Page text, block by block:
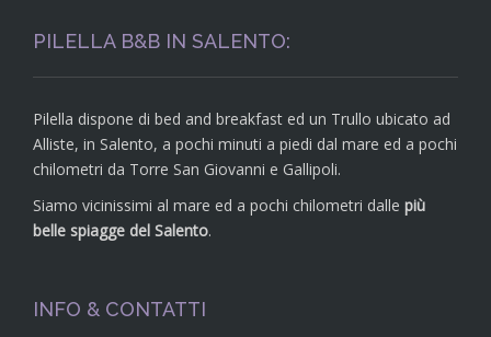
PILELLA B&B IN SALENTO:
Pilella dispone di bed and breakfast ed un Trullo ubicato ad
Alliste, in Salento, a pochi minuti a piedi dal mare ed a pochi
chilometri da Torre San Giovanni e Gallipoli.
Siamo vicinissimi al mare ed a pochi chilometri dalle più
belle spiagge del Salento.
INFO & CONTATTI